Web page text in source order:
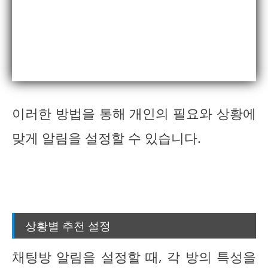
이러한 방법을 통해 개인의 필요와 상황에
맞게 알림을 설정할 수 있습니다.
상황별 추천 설정
채팅방 알림을 설정할 때, 각 방의 특성을